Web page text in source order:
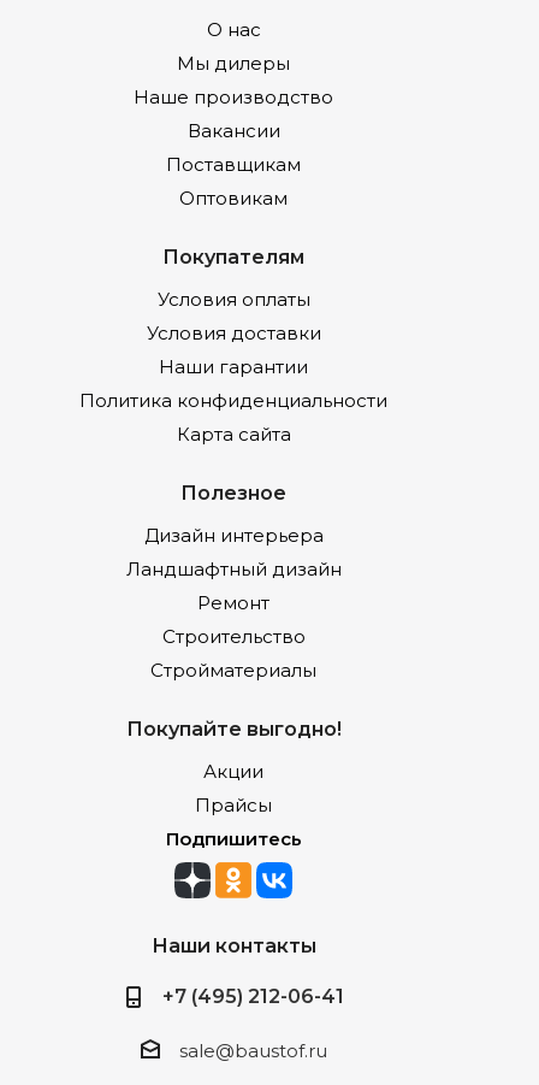
О нас
Мы дилеры
Наше производство
Вакансии
Поставщикам
Оптовикам
Покупателям
Условия оплаты
Условия доставки
Наши гарантии
Политика конфиденциальности
Карта сайта
Полезное
Дизайн интерьера
Ландшафтный дизайн
Ремонт
Строительство
Стройматериалы
Покупайте выгодно!
Акции
Прайсы
Подпишитесь
Наши контакты
+7 (495) 212-06-41
sale@baustof.ru